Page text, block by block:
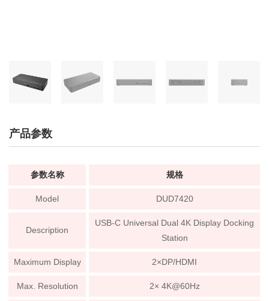
产品参数
参数名称 规格
Model DUD7420
Description
USB-C Universal Dual 4K Display Docking
Station
Maximum Display 2×DP/HDMI
Max. Resolution 2× 4K@60Hz